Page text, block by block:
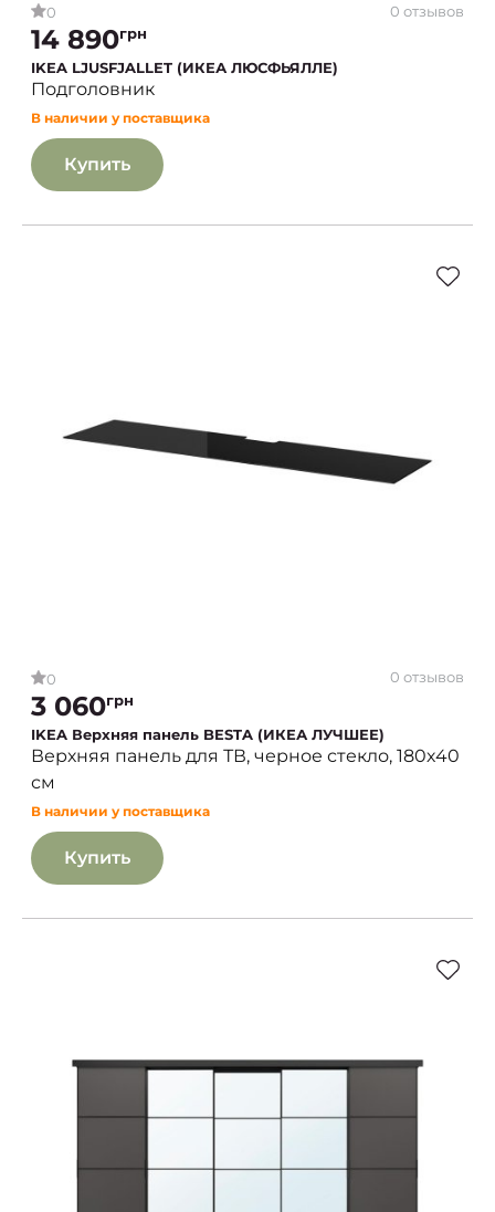
0 0 отзывов
14 890грн
IKEA LJUSFJALLET (ИКЕА ЛЮСФЬЯЛЛЕ)
Подголовник
В наличии у поставщика
Купить
0 0 отзывов
3 060грн
IKEA Верхняя панель BESTA (ИКЕА ЛУЧШЕЕ)
Верхняя панель для ТВ, черное стекло, 180х40
см
В наличии у поставщика
Купить